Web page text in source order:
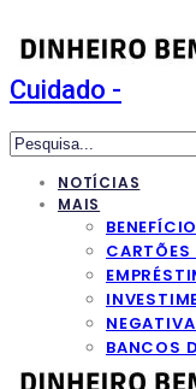
Cuidado -
NOTÍCIAS
MAIS
CARTÕES
BANCOS